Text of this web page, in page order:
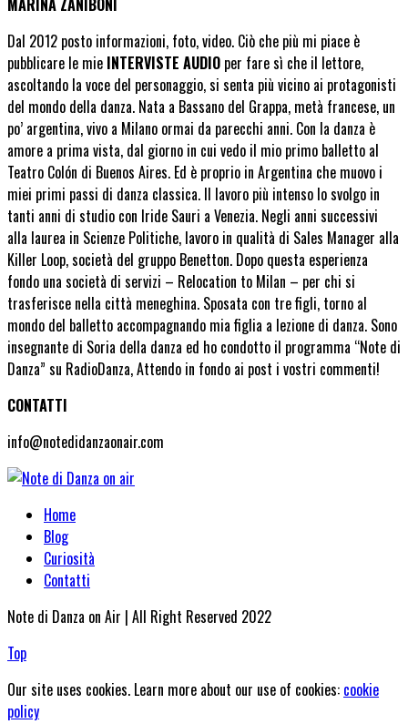
MARINA ZANIBONI
Dal 2012 posto informazioni, foto, video. Ciò che più mi piace è
pubblicare le mie INTERVISTE AUDIO per fare sì che il lettore,
ascoltando la voce del personaggio, si senta più vicino ai protagonisti
del mondo della danza. Nata a Bassano del Grappa, metà francese, un
po’ argentina, vivo a Milano ormai da parecchi anni. Con la danza è
amore a prima vista, dal giorno in cui vedo il mio primo balletto al
Teatro Colón di Buenos Aires. Ed è proprio in Argentina che muovo i
miei primi passi di danza classica. Il lavoro più intenso lo svolgo in
tanti anni di studio con Iride Sauri a Venezia. Negli anni successivi
alla laurea in Scienze Politiche, lavoro in qualità di Sales Manager alla
Killer Loop, società del gruppo Benetton. Dopo questa esperienza
fondo una società di servizi – Relocation to Milan – per chi si
trasferisce nella città meneghina. Sposata con tre figli, torno al
mondo del balletto accompagnando mia figlia a lezione di danza. Sono
insegnante di Soria della danza ed ho condotto il programma “Note di
Danza” su RadioDanza, Attendo in fondo ai post i vostri commenti!
CONTATTI
info@notedidanzaonair.com
Home
Blog
Curiosità
Contatti
Note di Danza on Air | All Right Reserved 2022
Top
Our site uses cookies. Learn more about our use of cookies: cookie
policy